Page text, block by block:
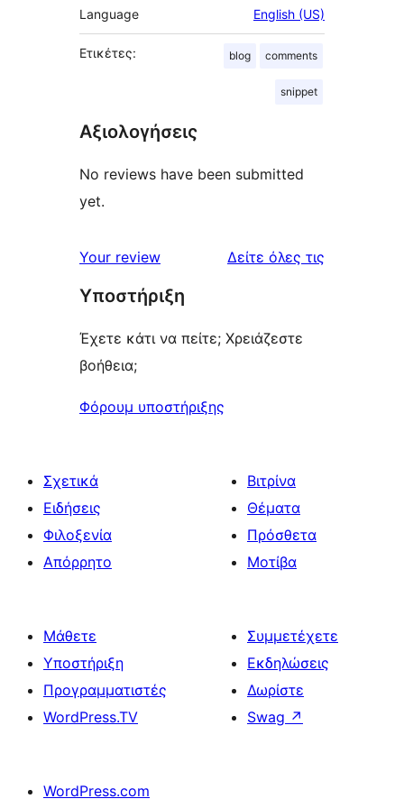
Language English (US)
Ετικέτες: blog comments
snippet
Αξιολογήσεις
No reviews have been submitted
yet.
Your review Δείτε όλες τις
Υποστήριξη
Έχετε κάτι να πείτε; Χρειάζεστε
βοήθεια;
Φόρουμ υποστήριξης
Σχετικά
Ειδήσεις
Φιλοξενία
Απόρρητο
Βιτρίνα
Θέματα
Πρόσθετα
Μοτίβα
Μάθετε
Υποστήριξη
Προγραμματιστές
WordPress.TV
Συμμετέχετε
Εκδηλώσεις
Δωρίστε
Swag ↗
WordPress.com